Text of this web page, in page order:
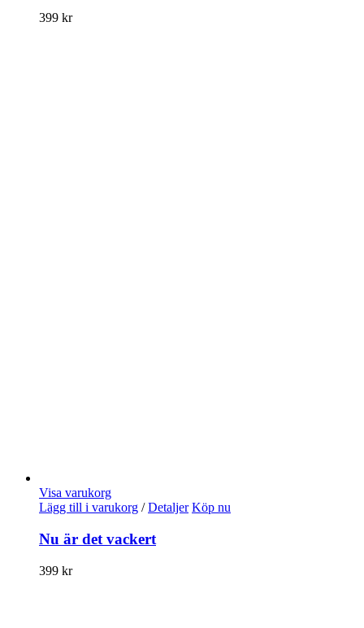
399 kr
Visa varukorg
Lägg till i varukorg / Detaljer Köp nu
Nu är det vackert
399 kr